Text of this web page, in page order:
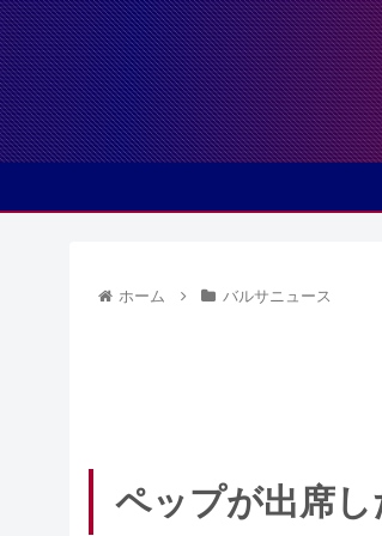
ホーム バルサニュース
ペップが出席